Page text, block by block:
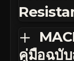
คู่มือฉบั